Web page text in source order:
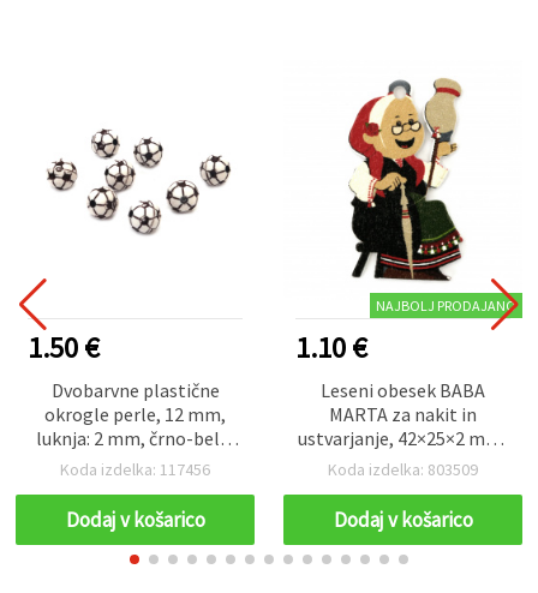
1.50 €
Dvobarvne plastične
okrogle perle, 12 mm,
luknja: 2 mm, črno-bele,
50 g (~52 kosov)
Koda izdelka: 117456
Dodaj v košarico
NAJBOLJ PRODAJANO
1.10 €
Leseni obesek BABA
MARTA za nakit in
ustvarjanje, 42×25×2 mm,
luknja 2 mm – 10 kosov
Koda izdelka: 803509
Dodaj v košarico